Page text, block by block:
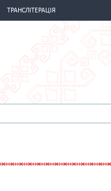
ТРАНСЛІТЕРАЦІЯ